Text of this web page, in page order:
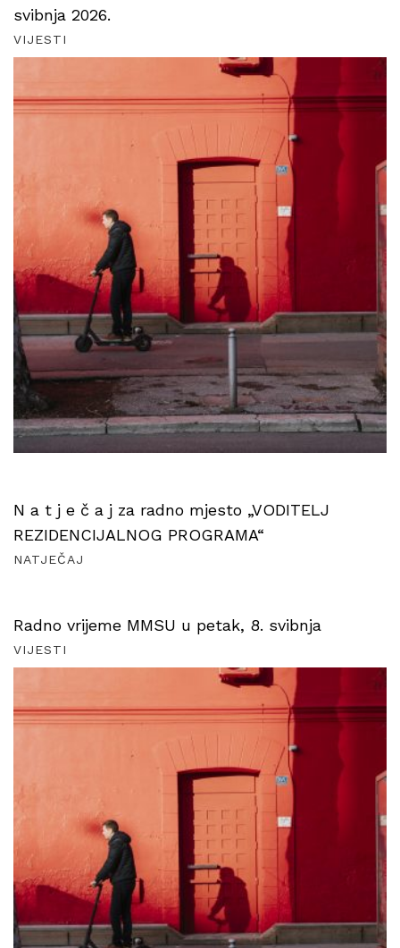
svibnja 2026.
VIJESTI
N a t j e č a j za radno mjesto „VODITELJ
REZIDENCIJALNOG PROGRAMA“
NATJEČAJ
Radno vrijeme MMSU u petak, 8. svibnja
VIJESTI